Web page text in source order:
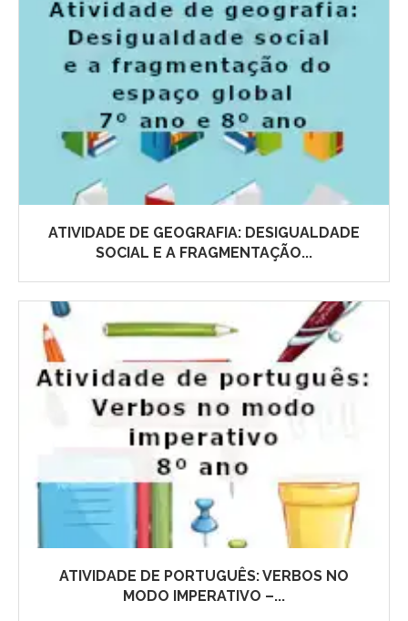
ATIVIDADE DE GEOGRAFIA: DESIGUALDADE
SOCIAL E A FRAGMENTAÇÃO...
ATIVIDADE DE PORTUGUÊS: VERBOS NO
MODO IMPERATIVO –...